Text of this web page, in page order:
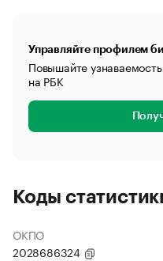
Управляйте профилем
Повышайте
на РБК
Коды
ОКПО
2028686324